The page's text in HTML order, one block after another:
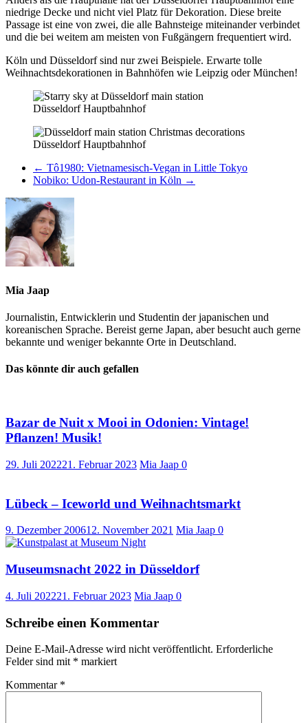
niedrige Decke und nicht viel Platz für Dekoration. Diese breite
Passage ist eine von zwei, die alle Bahnsteige miteinander verbindet
und die bei weitem am meisten von Fußgängern frequentiert wird.
Köln und Düsseldorf sind nur zwei Beispiele. Erwarte tolle
Weihnachtsdekorationen in Bahnhöfen wie Leipzig oder München!
Düsseldorf Hauptbahnhof
Düsseldorf Hauptbahnhof
← Tô1980: Vietnamesisch-Vegan in Little Tokyo
Nobiko: Udon-Restaurant in Köln →
Mia Jaap
Journalistin, Entwicklerin und Studentin der japanischen und
koreanischen Sprache. Bereist gerne Japan, aber besucht auch gerne
bekannte und weniger bekannte Orte in Deutschland.
Das könnte dir auch gefallen
Bazar de Nuit x Mooi in Odonien: Vintage!
Pflanzen! Musik!
29. Juli 202221. Februar 2023 Mia Jaap 0
Lübeck – Iceworld und Weihnachtsmarkt
9. Dezember 200612. November 2021 Mia Jaap 0
Museumsnacht 2022 in Düsseldorf
4. Juli 202221. Februar 2023 Mia Jaap 0
Schreibe einen Kommentar
Deine E-Mail-Adresse wird nicht veröffentlicht. Erforderliche
Felder sind mit * markiert
Kommentar *